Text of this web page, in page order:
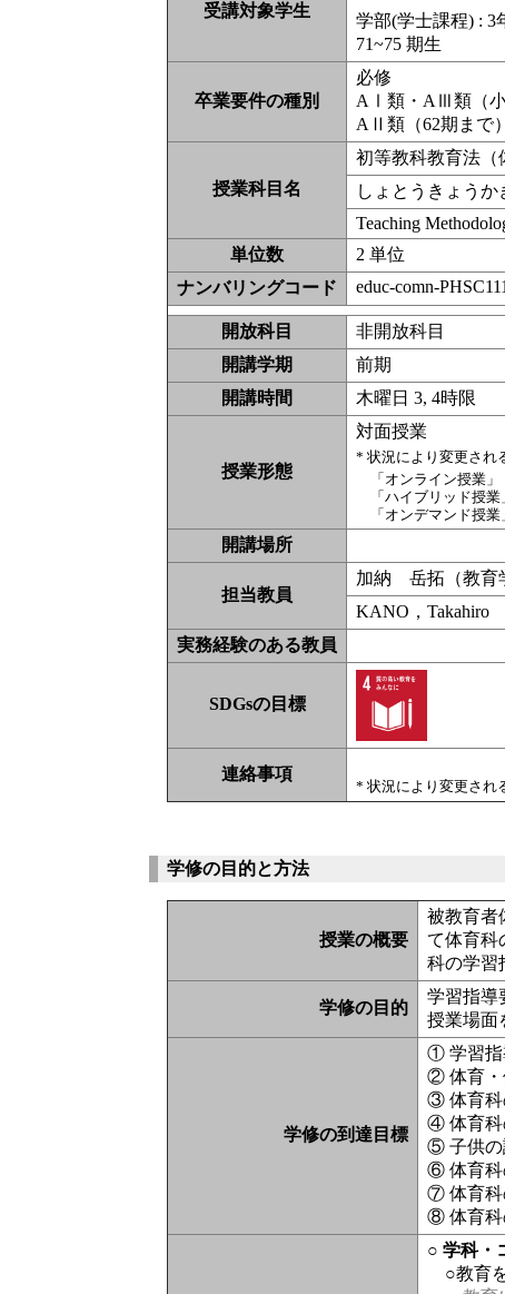
受講対象学生
学部(学士課程) : 3
71~75 期生
卒業要件の種別
必修
AⅠ類・AⅢ類（小
AⅡ類（62期まで
授業科目名
初等教科教育法（
しょとうきょうか
Teaching
単位数
2 単位
ナンバリングコード
educ-comn-
開放科目
非開放科目
開講学期
前期
開講時間
木曜日 3, 4時限
授業形態
対面授業
* 状況により変更され
「オンライン授業
「ハイブリッド授
「オンデマンド授
開講場所
担当教員
加納 岳拓（教育
KANO，Takahiro
実務経験のある教員
SDGsの目標
連絡事項
* 状況により変更され
学修の目的と方法
授業の概要
被教育者
て体育科
科の学習
学修の目的
学習指導
授業場面
学修の到達目標
① 学習指
② 体育・
③ 体育科
④ 体育科
⑤ 子供の
⑥ 体育科
⑦ 体育科
⑧ 体育科
○ 学科・
○教育